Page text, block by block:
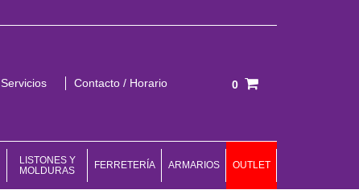
Servicios Contacto / Horario 0
VER CESTA
LISTONES Y
MOLDURAS
FERRETERÍA ARMARIOS OUTLET